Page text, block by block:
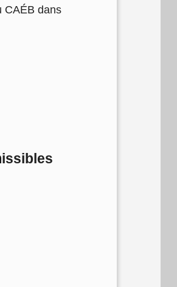
CAÉB dans